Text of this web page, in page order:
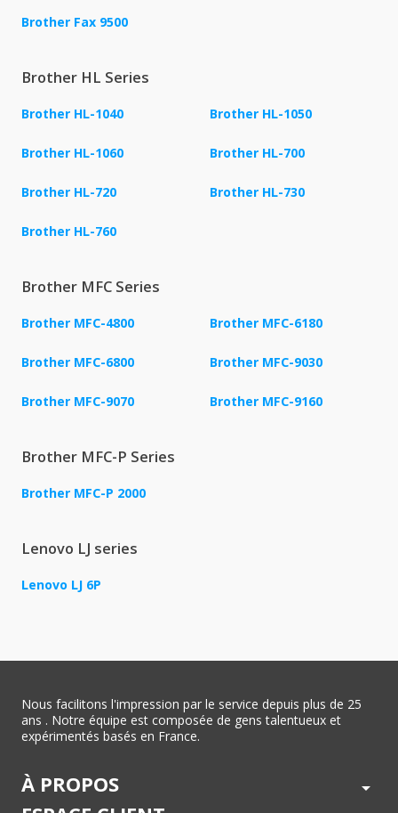
Brother Fax 9500
Brother HL Series
Brother HL-1040 Brother HL-1050
Brother HL-1060 Brother HL-700
Brother HL-720 Brother HL-730
Brother HL-760
Brother MFC Series
Brother MFC-4800 Brother MFC-6180
Brother MFC-6800 Brother MFC-9030
Brother MFC-9070 Brother MFC-9160
Brother MFC-P Series
Brother MFC-P 2000
Lenovo LJ series
Lenovo LJ 6P
Nous facilitons l'impression par le service depuis plus de 25
ans . Notre équipe est composée de gens talentueux et
expérimentés basés en France.
À PROPOS arrow_drop_down